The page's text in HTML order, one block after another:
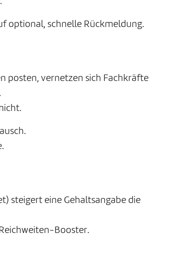
optional, schnelle Rückmeldung.
posten, vernetzen sich Fachkräfte
.
steigert eine Gehaltsangabe die
Booster.